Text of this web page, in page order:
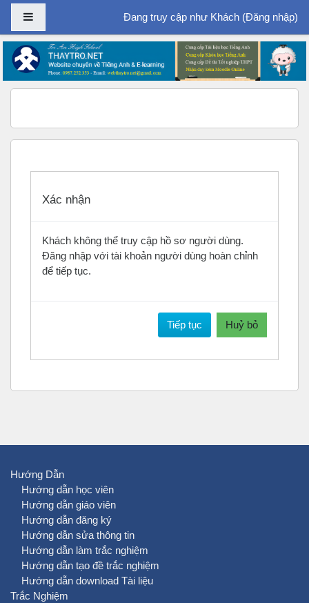
Chuyển tới nội dung chính
Bảng điều khiển cạnhĐang truy cập như Khách (Đăng nhập)
Xác nhận
Khách không thể truy cập hồ sơ người dùng.
Đăng nhập với tài khoản người dùng hoàn chỉnh
để tiếp tục.
Tiếp tục Huỷ bỏ
Hướng Dẫn
Hướng dẫn học viên
Hướng dẫn giáo viên
Hướng dẫn đăng ký
Hướng dẫn sửa thông tin
Hướng dẫn làm trắc nghiệm
Hướng dẫn tạo đề trắc nghiệm
Hướng dẫn download Tài liệu
Trắc Nghiệm